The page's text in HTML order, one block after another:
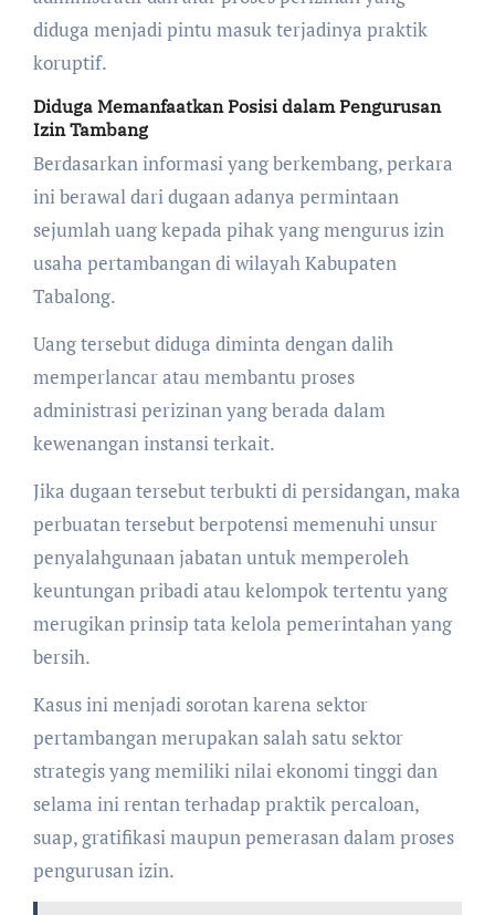
diduga menjadi pintu masuk terjadinya praktik
koruptif.
Diduga Memanfaatkan Posisi dalam Pengurusan
Izin Tambang
Berdasarkan informasi yang berkembang, perkara
ini berawal dari dugaan adanya permintaan
sejumlah uang kepada pihak yang mengurus izin
usaha pertambangan di wilayah Kabupaten
Tabalong.
Uang tersebut diduga diminta dengan dalih
memperlancar atau membantu proses
administrasi perizinan yang berada dalam
kewenangan instansi terkait.
Jika dugaan tersebut terbukti di persidangan, maka
perbuatan tersebut berpotensi memenuhi unsur
penyalahgunaan jabatan untuk memperoleh
keuntungan pribadi atau kelompok tertentu yang
merugikan prinsip tata kelola pemerintahan yang
bersih.
Kasus ini menjadi sorotan karena sektor
pertambangan merupakan salah satu sektor
strategis yang memiliki nilai ekonomi tinggi dan
selama ini rentan terhadap praktik percaloan,
suap, gratifikasi maupun pemerasan dalam proses
pengurusan izin.